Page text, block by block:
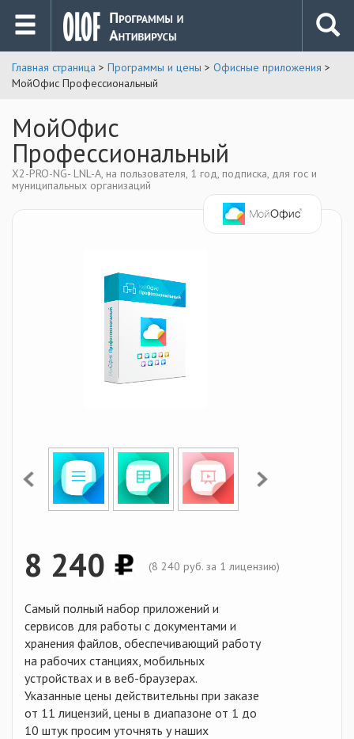
Главная страница > Программы и цены > Офисные приложения >
МойОфис Профессиональный
МойОфис
Профессиональный
X2-PRO-NG- LNL-A, на пользователя, 1 год, подписка, для гос и
муниципальных организаций
8 240 (8 240 руб. за 1 лицензию)
Самый полный набор приложений и
сервисов для работы с документами и
хранения файлов, обеспечивающий работу
на рабочих станциях, мобильных
устройствах и в веб-браузерах.
Указанные цены действительны при заказе
от 11 лицензий, цены в диапазоне от 1 до
10 штук просим уточнять у наших